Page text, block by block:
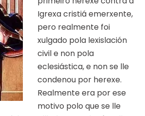
Igrexa cristiá emerxente,
pero realmente foi
xulgado pola lexislación
civil e non pola
eclesiástica, e non se lle
condenou por herexe.
Realmente era por ese
motivo polo que se lle